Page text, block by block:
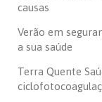
causas
Verão em
a sua saúde
Terra Quente